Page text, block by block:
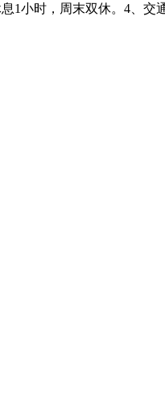
1小时，周末双休。4、